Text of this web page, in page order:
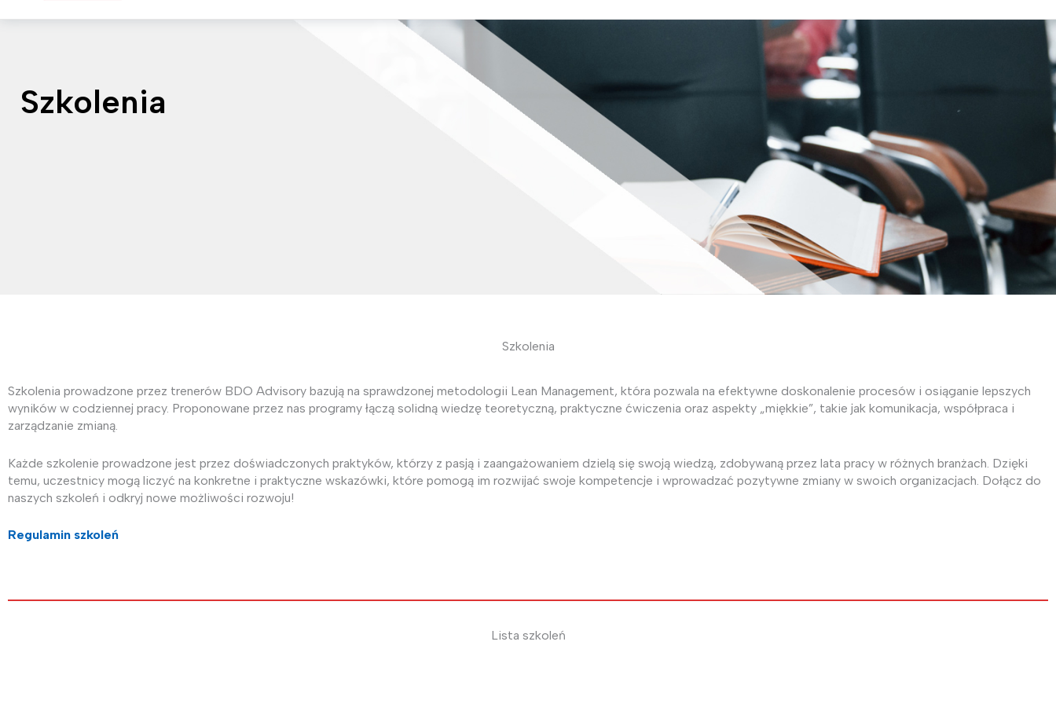
Szkolenia
Szkolenia
Szkolenia prowadzone przez trenerów BDO Advisory bazują na sprawdzonej metodologii Lean Management, która pozwala na efektywne doskonalenie procesów i osiąganie lepszych
wyników w codziennej pracy. Proponowane przez nas programy łączą solidną wiedzę teoretyczną, praktyczne ćwiczenia oraz aspekty „miękkie”, takie jak komunikacja, współpraca i
zarządzanie zmianą.
Każde szkolenie prowadzone jest przez doświadczonych praktyków, którzy z pasją i zaangażowaniem dzielą się swoją wiedzą, zdobywaną przez lata pracy w różnych branżach. Dzięki
temu, uczestnicy mogą liczyć na konkretne i praktyczne wskazówki, które pomogą im rozwijać swoje kompetencje i wprowadzać pozytywne zmiany w swoich organizacjach. Dołącz do
naszych szkoleń i odkryj nowe możliwości rozwoju!
Regulamin szkoleń
Lista szkoleń